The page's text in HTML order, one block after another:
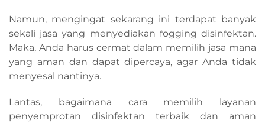
Namun, mengingat sekarang ini terdapat banyak
sekali jasa yang menyediakan fogging disinfektan.
Maka, Anda harus cermat dalam memilih jasa mana
yang aman dan dapat dipercaya, agar Anda tidak
menyesal nantinya.
Lantas, bagaimana cara memilih layanan
penyemprotan disinfektan terbaik dan aman